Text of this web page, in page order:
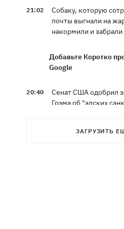
21:02
Собаку, которую
почты выгнали на
накормили и
Добавьте Коротко
Google
20:40
Сенат США одобрил
Грэма об "адских
Зеленский впервые
ЗАГРУЗИТЬ